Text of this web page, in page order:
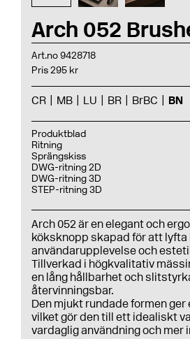
Arch 052
Art.no 9428718
Pris 295 kr
CR MB LU BR BrBC BN
Produktblad
Ritning
Sprängskiss
DWG-ritning 2D
DWG-ritning 3D
STEP-ritning 3D
Arch 052 är en elegant och
köksknopp skapad för att lyfta
användarupplevelse och
Tillverkad i högkvalitativ
en lång hållbarhet och
återvinningsbar.
Den mjukt rundade formen
vilket gör den till ett idealiskt
vardaglig användning och mer